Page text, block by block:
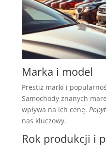
Marka i model
Prestiż marki i
Samochody znanych
wpływa na ich cenę.
nas kluczowy.
Rok produkcji i